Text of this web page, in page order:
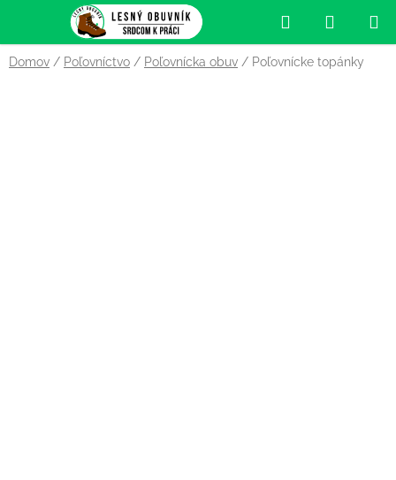
obsah
Hľadať
KOŠÍK
Domov / Poľovníctvo / Poľovnícka obuv / Poľovnícke topánky